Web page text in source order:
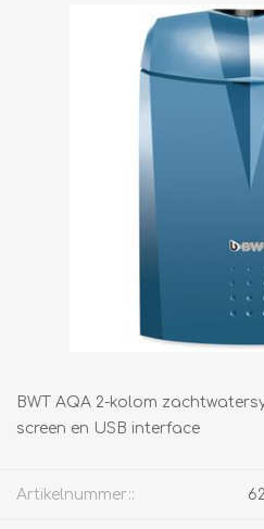
BWT AQA 2-kolom
screen en USB interface
Artikelnummer::